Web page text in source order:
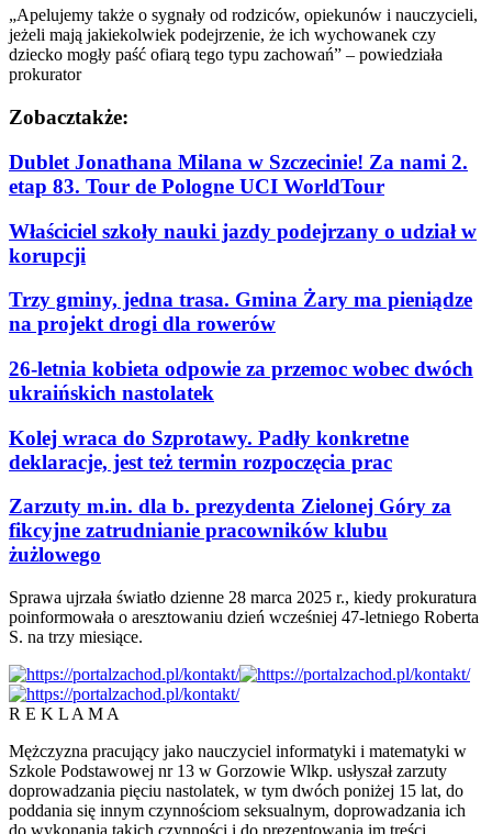
„Apelujemy także o sygnały od rodziców, opiekunów i nauczycieli,
jeżeli mają jakiekolwiek podejrzenie, że ich wychowanek czy
dziecko mogły paść ofiarą tego typu zachowań” – powiedziała
prokurator
Zobacztakże:
Dublet Jonathana Milana w Szczecinie! Za nami 2.
etap 83. Tour de Pologne UCI WorldTour
Właściciel szkoły nauki jazdy podejrzany o udział w
korupcji
Trzy gminy, jedna trasa. Gmina Żary ma pieniądze
na projekt drogi dla rowerów
26-letnia kobieta odpowie za przemoc wobec dwóch
ukraińskich nastolatek
Kolej wraca do Szprotawy. Padły konkretne
deklaracje, jest też termin rozpoczęcia prac
Zarzuty m.in. dla b. prezydenta Zielonej Góry za
fikcyjne zatrudnianie pracowników klubu
żużlowego
Sprawa ujrzała światło dzienne 28 marca 2025 r., kiedy prokuratura
poinformowała o aresztowaniu dzień wcześniej 47-letniego Roberta
S. na trzy miesiące.
R E K L A M A
Mężczyzna pracujący jako nauczyciel informatyki i matematyki w
Szkole Podstawowej nr 13 w Gorzowie Wlkp. usłyszał zarzuty
doprowadzania pięciu nastolatek, w tym dwóch poniżej 15 lat, do
poddania się innym czynnościom seksualnym, doprowadzania ich